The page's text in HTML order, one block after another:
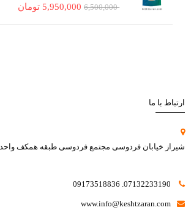
6,500,000
5,950,000 تومان
ارتباط با ما
شیراز خیابان فردوسی مجتمع فردوسی طبقه همکف واحد ۳۲
www.info@keshtzaran.com